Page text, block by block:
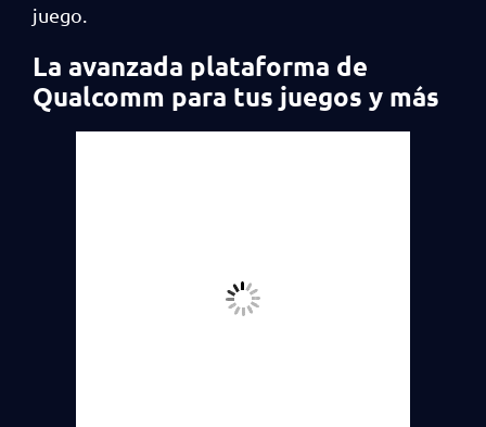
juego.
La avanzada plataforma de
Qualcomm para tus juegos y más